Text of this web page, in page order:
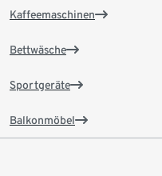
Kaffeemaschinen
Bettwäsche
Sportgeräte
Balkonmöbel